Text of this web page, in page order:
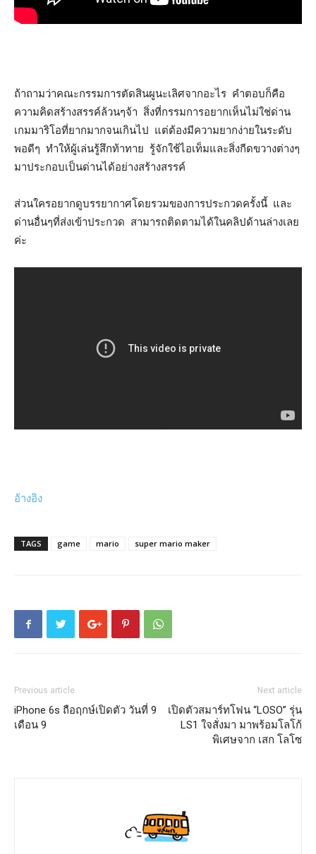
ถ้าถามว่าคณะกรรมการตัดสินผูนะเลิศจากอะไร คำตอบก็คือ
ความคิดสร้างสรรค์ล้วนๆจ้า สิ่งที่กรรมการอยากเห็นไม่ใช่ด่าน
เกมมาริโอที่ยากมากจนเกินไป แต่ต้องมีความยากง่ายในระดับ
พอดีๆ ทำให้ผู้เล่นรู้สึกท้าทาย รู้จักใช้ไอเท็มและสิ่งกีดขวางต่างๆ
มาประกอบเป็นด่านได้อย่างสร้างสรรค์
ส่วนใครอยากดูบรรยากาศโดยรวมของการประกวดครั้งนี้ และ
ด่านอื่นๆที่ส่งเข้าประกวด สามารถติดตามได้ในคลิปด้านล่างเลย
ค่ะ
อ้างอิง
TAGS game mario super mario maker
Previous article
iPhone 6s ถือฤกษ์เปิดตัว วันที่ 9
เดือน 9
Next article
เปิดตัวสมาร์ทโฟน “LOSO” รุ่น
LS1 ใจสั่งมา มาพร้อมโลโก้
พิเศษจาก เสก โลโซ